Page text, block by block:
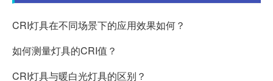
CRI灯具在不同场景下的应用效果如何？
如何测量灯具的CRI值？
CRI灯具与暖白光灯具的区别？